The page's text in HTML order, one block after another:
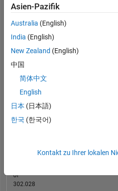
BEITRÄGE
0
2
of
302.028
Asien-Pazifik
Australia (English)
India (English)
New Zealand (English)
中国
简体中文
English
日本 (日本語)
한국 (한국어)
Kontakt zu Ihrer lokalen